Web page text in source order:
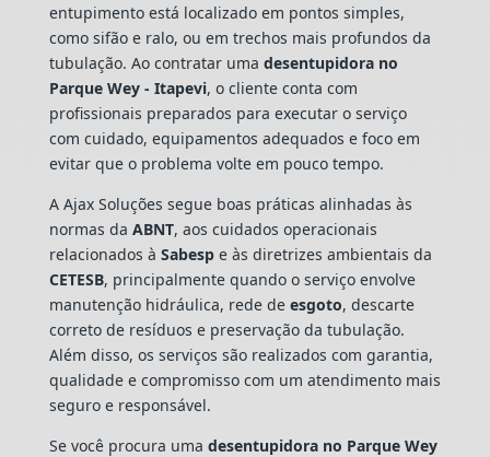
entupimento está localizado em pontos simples,
como sifão e ralo, ou em trechos mais profundos da
tubulação. Ao contratar uma desentupidora no
Parque Wey - Itapevi, o cliente conta com
profissionais preparados para executar o serviço
com cuidado, equipamentos adequados e foco em
evitar que o problema volte em pouco tempo.
A Ajax Soluções segue boas práticas alinhadas às
normas da ABNT, aos cuidados operacionais
relacionados à Sabespe às diretrizes ambientais da
CETESB, principalmente quando o serviço envolve
manutenção hidráulica, rede de esgoto, descarte
correto de resíduos e preservação da tubulação.
Além disso, os serviços são realizados com garantia,
qualidade e compromisso com um atendimento mais
seguro e responsável.
Se você procura uma desentupidora no Parque Wey